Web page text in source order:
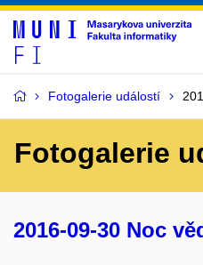
Fotogalerie událostí
Fotogalerie
2016-09-30 Noc